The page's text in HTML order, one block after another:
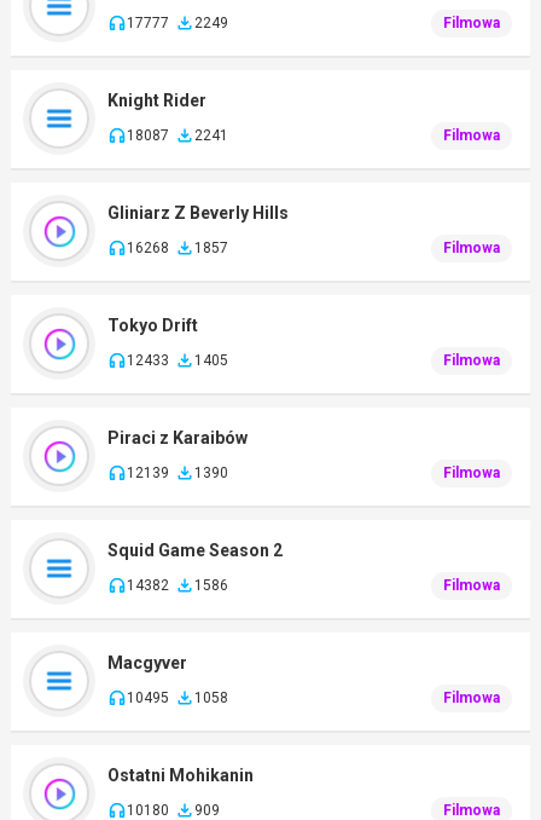
17777 2249 Filmowa
Knight Rider
18087 2241 Filmowa
Gliniarz Z Beverly Hills
16268 1857 Filmowa
Tokyo Drift
12433 1405 Filmowa
Piraci z Karaibów
12139 1390 Filmowa
Squid Game Season 2
14382 1586 Filmowa
Macgyver
10495 1058 Filmowa
Ostatni Mohikanin
10180 909 Filmowa